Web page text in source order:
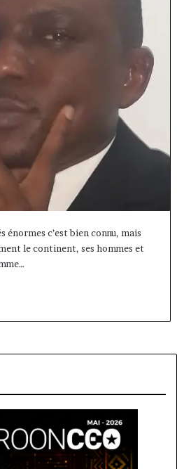
énormes c’est bien connu, mais
le continent, ses hommes et